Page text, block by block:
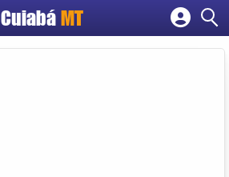
Cuiabá MT
Cadastrar empresa